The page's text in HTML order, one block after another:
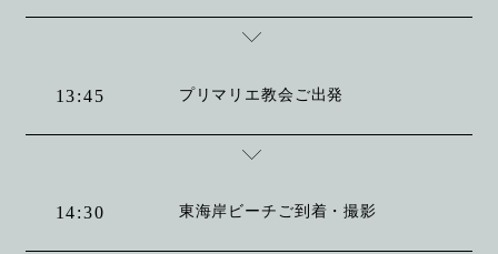
13:45 プリマリエ教会ご出発
14:30 東海岸ビーチご到着・撮影